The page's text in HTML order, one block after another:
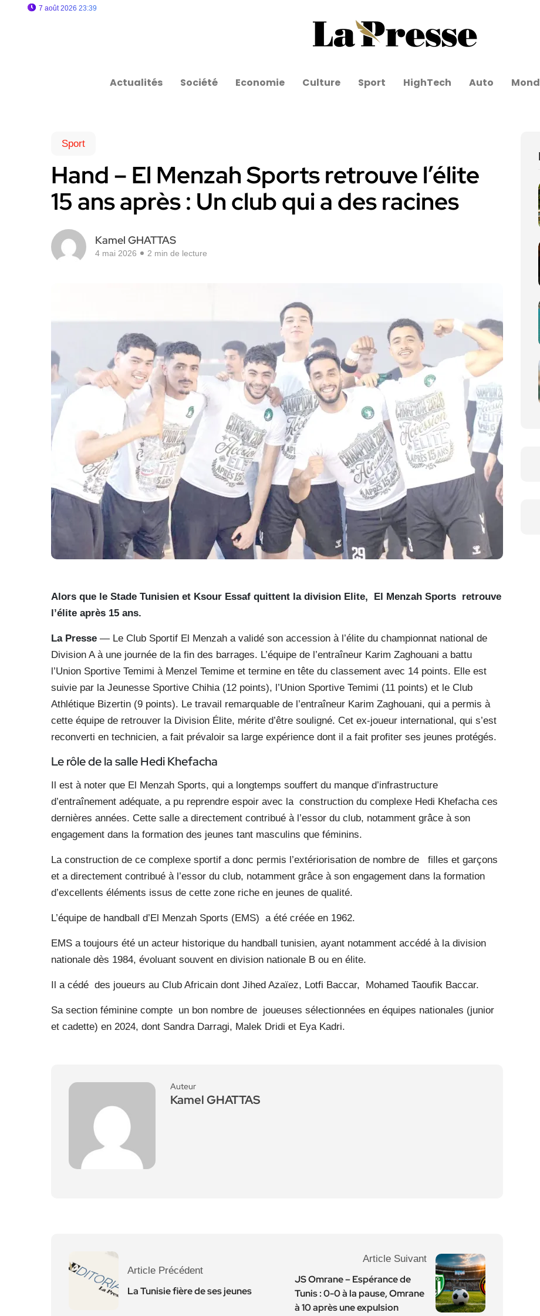
7 août 2026 23:39
Actualités Société Economie Culture Sport HighTech Auto
Sport
Hand – El Menzah Sports retrouve l’élite
15 ans après : Un club qui a des racines
Kamel GHATTAS
4 mai 2026 2 min de lecture
Alors que le Stade Tunisien et Ksour Essaf quittent la division Elite, El Menzah Sports retrouve
l’élite après 15 ans.
La Presse — Le Club Sportif El Menzah a validé son accession à l’élite du championnat national de
Division A à une journée de la fin des barrages. L’équipe de l’entraîneur Karim Zaghouani a battu
l’Union Sportive Temimi à Menzel Temime et termine en tête du classement avec 14 points. Elle est
suivie par la Jeunesse Sportive Chihia (12 points), l’Union Sportive Temimi (11 points) et le Club
Athlétique Bizertin (9 points). Le travail remarquable de l’entraîneur Karim Zaghouani, qui a permis à
cette équipe de retrouver la Division Élite, mérite d’être souligné. Cet ex-joueur international, qui s’est
reconverti en technicien, a fait prévaloir sa large expérience dont il a fait profiter ses jeunes protégés.
Le rôle de la salle Hedi Khefacha
Il est à noter que El Menzah Sports, qui a longtemps souffert du manque d’infrastructure
d’entraînement adéquate, a pu reprendre espoir avec la construction du complexe Hedi Khefacha ces
dernières années. Cette salle a directement contribué à l’essor du club, notamment grâce à son
engagement dans la formation des jeunes tant masculins que féminins.
La construction de ce complexe sportif a donc permis l’extériorisation de nombre de filles et garçons
et a directement contribué à l’essor du club, notamment grâce à son engagement dans la formation
d’excellents éléments issus de cette zone riche en jeunes de qualité.
L’équipe de handball d’El Menzah Sports (EMS) a été créée en 1962.
EMS a toujours été un acteur historique du handball tunisien, ayant notamment accédé à la division
nationale dès 1984, évoluant souvent en division nationale B ou en élite.
Il a cédé des joueurs au Club Africain dont Jihed Azaïez, Lotfi Baccar, Mohamed Taoufik Baccar.
Sa section féminine compte un bon nombre de joueuses sélectionnées en équipes nationales (junior
et cadette) en 2024, dont Sandra Darragi, Malek Dridi et Eya Kadri.
Auteur
Kamel GHATTAS
Article Précédent
La Tunisie fière de ses jeunes
Article Suivant
JS Omrane – Espérance de
Tunis : 0-0 à la pause, Omrane
à 10 après une expulsion